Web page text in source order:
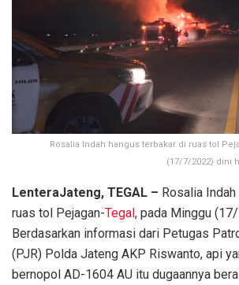
Rosalia Indah hangus terbakar di ruas tol
(17/7/2022) dini
LenteraJateng, TEGAL – Rosalia
ruas tol Pejagan-Tegal , pada Minggu
Berdasarkan informasi dari Petugas
(PJR) Polda Jateng AKP Riswanto, api
bernopol AD-1604 AU itu dugaannya